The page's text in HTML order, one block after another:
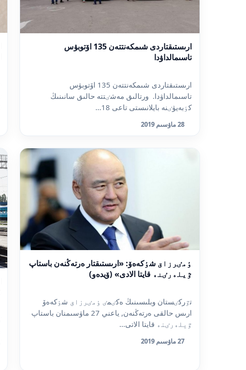
ارىستىقتاردى شىمكەنتتەن 135 اۆتوبۋس
تاسىمالداۋدا
ارىستىقتاردى شىمكەنتتەن 135 اۆتوبۋس
تاسىمالداۋدا. ورتالىق مەشٸتتە حالىق سانىنىڭ
كٶبەيۋٸنە بايلانىستى تاعى 18...
28 ماۋسىم 2019
ٶمٸرزاق شٶكەەۆ: «ارىستىقتار ەرتەڭنەن باستاپ
ٷيلەرٸنە قايتا الادى» (ۆيدەو)
تٷركٸستان وبلىسىنىڭ ەكٸمٸ ٶمٸرزاق شٶكەەۆ
ارىس حالقى ەرتەڭنەن, ياعني 27 ماۋسىمنان باستاپ
ٷيلەرٸنە قايتا الاتى...
27 ماۋسىم 2019